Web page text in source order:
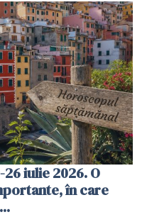
iulie 2026. O
în care